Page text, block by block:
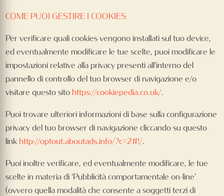
COME PUOI GESTIRE I COOKIES
Per verificare quali cookies vengono installati sul tuo device,
ed eventualmente modificare le tue scelte, puoi modificare le
impostazioni relative alla privacy presenti all’interno del
pannello di controllo del tuo browser di navigazione e/o
visitare questo sito https://cookiepedia.co.uk/.
Puoi trovare ulteriori informazioni di base sulla configurazione
privacy del tuo browser di navigazione cliccando su questo
link http://optout.aboutads.info/?c=2#!/.
Puoi inoltre verificare, ed eventualmente modificare, le tue
scelte in materia di ‘Pubblicità comportamentale on-line’
(ovvero quella modalità che consente a soggetti terzi di